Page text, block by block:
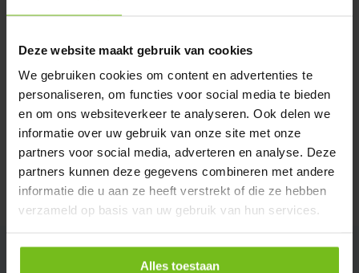
Deze website maakt gebruik van cookies
We gebruiken cookies om content en advertenties te
personaliseren, om functies voor social media te bieden
en om ons websiteverkeer te analyseren. Ook delen we
informatie over uw gebruik van onze site met onze
partners voor social media, adverteren en analyse. Deze
partners kunnen deze gegevens combineren met andere
informatie die u aan ze heeft verstrekt of die ze hebben
verzameld op basis van uw gebruik van hun services.
Alles toestaan
Description du produit
Spécifications
Partager